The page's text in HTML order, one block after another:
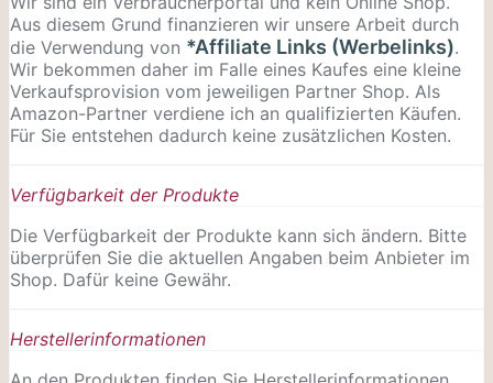
Aus diesem Grund finanzieren wir unsere Arbeit durch
die Verwendung von *Affiliate Links (Werbelinks).
Wir bekommen daher im Falle eines Kaufes eine kleine
Verkaufsprovision vom jeweiligen Partner Shop. Als
Amazon-Partner verdiene ich an qualifizierten Käufen.
Für Sie entstehen dadurch keine zusätzlichen Kosten.
Verfügbarkeit der Produkte
Die Verfügbarkeit der Produkte kann sich ändern. Bitte
überprüfen Sie die aktuellen Angaben beim Anbieter im
Shop. Dafür keine Gewähr.
Herstellerinformationen